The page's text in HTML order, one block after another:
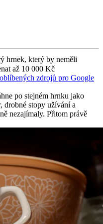
hrnek, který by neměli
až 10 000 Kč
zdrojů pro Google
po stejném hrnku jako
drobné stopy užívání a
nezajímaly. Přitom právě